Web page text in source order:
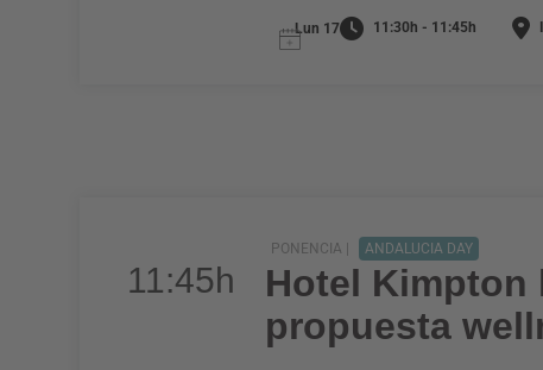
Lun 17 11:30h - 11:45h
11:45h
PONENCIA | ANDALUCIA DAY
Hotel Kimpton
propuesta